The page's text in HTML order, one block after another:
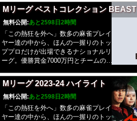
レの栄光を目指して戦う。Mリーグ
2025-26では、新たに「EARTH
JETS(アースジェッツ)」がチームに加
わり、新Mリーガー7名、10チーム総
勢40名でのシーズンとなる。
Mリーグ ベストコレクション BEAST
無料公開:あと2598日2時間
「この熱狂を外へ」数多の麻雀プレイ
ヤー達の中から、ほんの一握りのトッ
ププロだけが出場できるナショナルリ
ーグ。優勝賞金7000万円とチームの威
レの栄光を目指して戦う。Mリーグ
2025-26では、新たに「EARTH
JETS(アースジェッツ)」がチームに加
わり、新Mリーガー7名、10チーム総
勢40名でのシーズンとなる。
Mリーグ 2023-24 ハイライト
無料公開:あと2598日2時間
「この熱狂を外へ」数多の麻雀プレイ
ヤー達の中から、ほんの一握りのトッ